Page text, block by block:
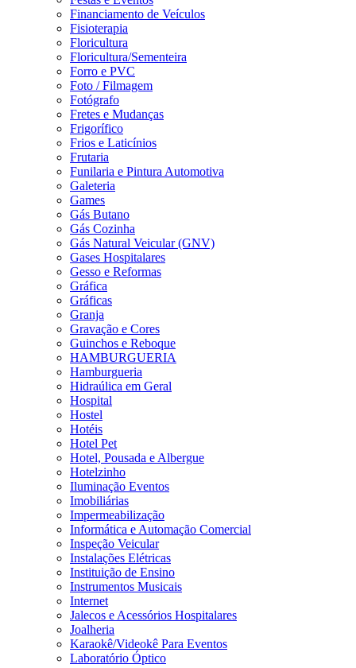
Financiamento de Veículos
Fisioterapia
Floricultura
Floricultura/Sementeira
Forro e PVC
Foto / Filmagem
Fotógrafo
Fretes e Mudanças
Frigorífico
Frios e Laticínios
Frutaria
Funilaria e Pintura Automotiva
Galeteria
Games
Gás Butano
Gás Cozinha
Gás Natural Veicular (GNV)
Gases Hospitalares
Gesso e Reformas
Gráfica
Gráficas
Granja
Gravação e Cores
Guinchos e Reboque
HAMBURGUERIA
Hamburgueria
Hidraúlica em Geral
Hospital
Hostel
Hotéis
Hotel Pet
Hotel, Pousada e Albergue
Hotelzinho
Iluminação Eventos
Imobiliárias
Impermeabilização
Informática e Automação Comercial
Inspeção Veicular
Instalações Elétricas
Instituição de Ensino
Instrumentos Musicais
Internet
Jalecos e Acessórios Hospitalares
Joalheria
Karaokê/Videokê Para Eventos
Laboratório Óptico